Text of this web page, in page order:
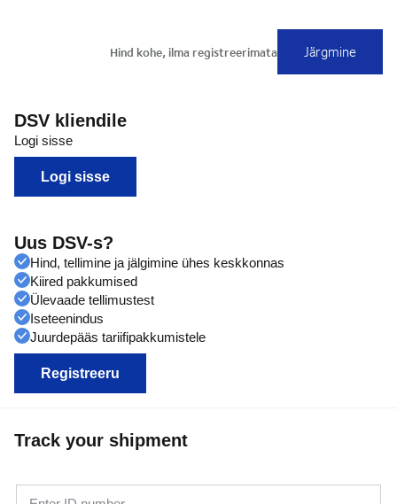
DSV kliendile
Logi sisse
Logi sisse
Uus DSV-s?
Hind, tellimine ja jälgimine ühes keskkonnas
Kiired pakkumised
Ülevaade tellimustest
Iseteenindus
Juurdepääs tariifipakkumistele
Registreeru
Track your shipment